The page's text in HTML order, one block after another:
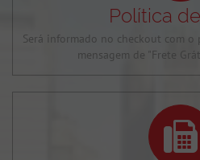
Política
Será informado no checkout com o
mensagem de "Frete